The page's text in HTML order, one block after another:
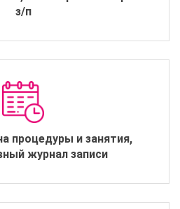
з/п
процедуры и занятия,
журнал записи